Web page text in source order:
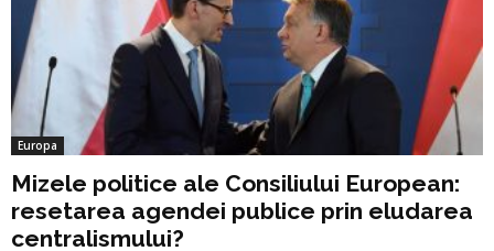
Europa
Mizele politice ale Consiliului European:
resetarea agendei publice prin eludarea
centralismului?